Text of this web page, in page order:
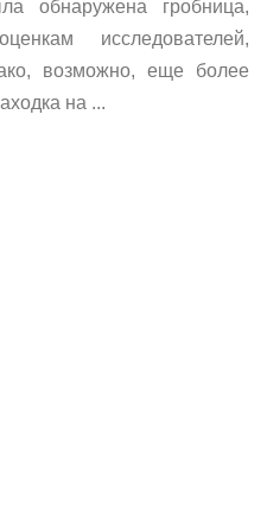
обнаружена гробница,
исследователей,
возможно, еще более
на ...